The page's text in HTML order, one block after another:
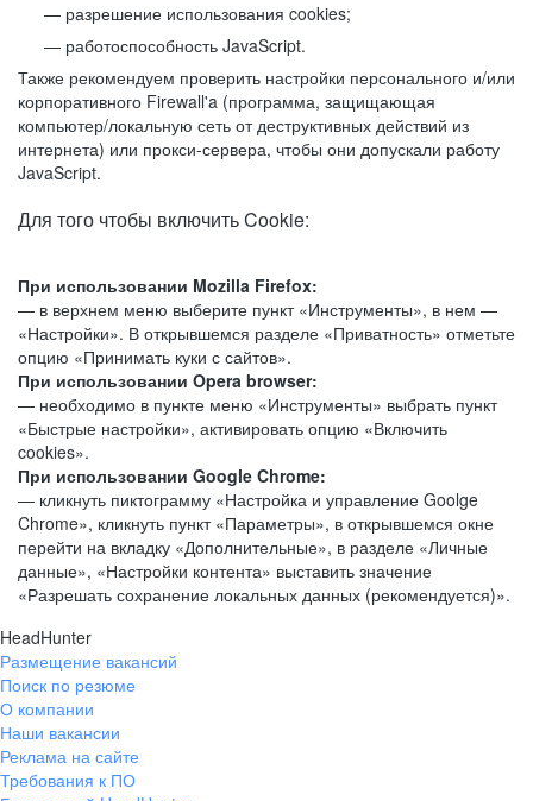
разрешение использования cookies;
работоспособность JavaScript.
Также рекомендуем проверить настройки персонального и/или
корпоративного Firewall'a (программа, защищающая
компьютер/локальную сеть от деструктивных действий из
интернета) или прокси-сервера, чтобы они допускали работу
JavaScript.
Для того чтобы включить Cookie:
При использовании Mozilla Firefox:
— в верхнем меню выберите пункт «Инструменты», в нем —
«Настройки». В открывшемся разделе «Приватность» отметьте
опцию «Принимать куки с сайтов».
При использовании Opera browser:
— необходимо в пункте меню «Инструменты» выбрать пункт
«Быстрые настройки», активировать опцию «Включить
cookies».
При использовании Google Chrome:
— кликнуть пиктограмму «Настройка и управление Goolge
Chrome», кликнуть пункт «Параметры», в открывшемся окне
перейти на вкладку «Дополнительные», в разделе «Личные
данные», «Настройки контента» выставить значение
«Разрешать сохранение локальных данных (рекомендуется)».
HeadHunter
Размещение вакансий
Поиск по резюме
О компании
Наши вакансии
Реклама на сайте
Требования к ПО